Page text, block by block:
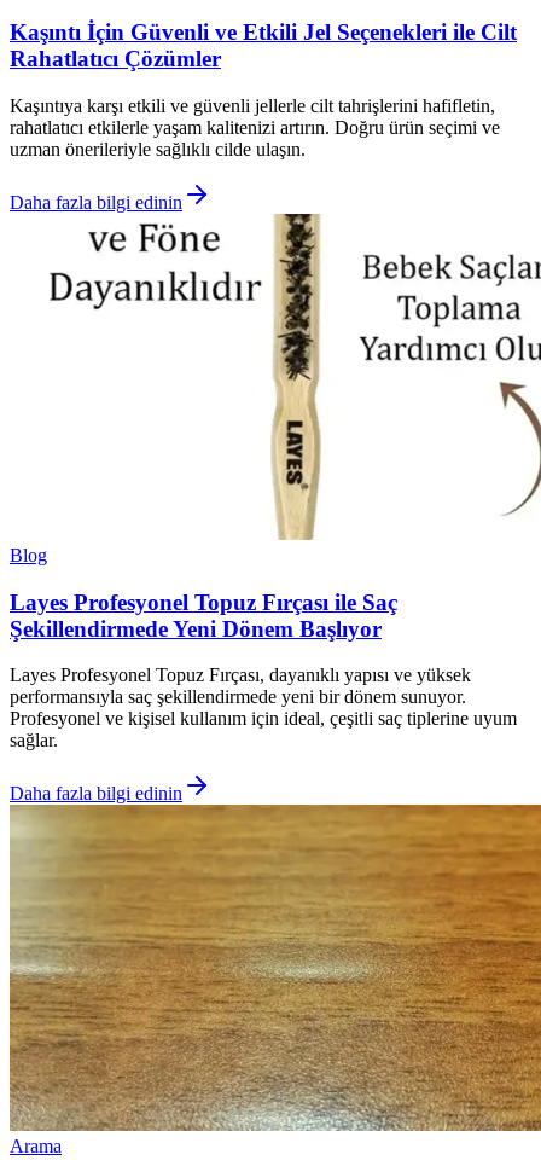
Kaşıntı İçin Güvenli ve Etkili Jel Seçenekleri ile Cilt
Rahatlatıcı Çözümler
Kaşıntıya karşı etkili ve güvenli jellerle cilt tahrişlerini hafifletin,
rahatlatıcı etkilerle yaşam kalitenizi artırın. Doğru ürün seçimi ve
uzman önerileriyle sağlıklı cilde ulaşın.
Daha fazla bilgi edinin
Blog
Layes Profesyonel Topuz Fırçası ile Saç
Şekillendirmede Yeni Dönem Başlıyor
Layes Profesyonel Topuz Fırçası, dayanıklı yapısı ve yüksek
performansıyla saç şekillendirmede yeni bir dönem sunuyor.
Profesyonel ve kişisel kullanım için ideal, çeşitli saç tiplerine uyum
sağlar.
Daha fazla bilgi edinin
Arama